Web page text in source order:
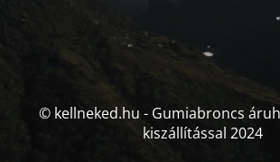
© kellneked.hu - Gumiabroncs
kiszállítással 2024